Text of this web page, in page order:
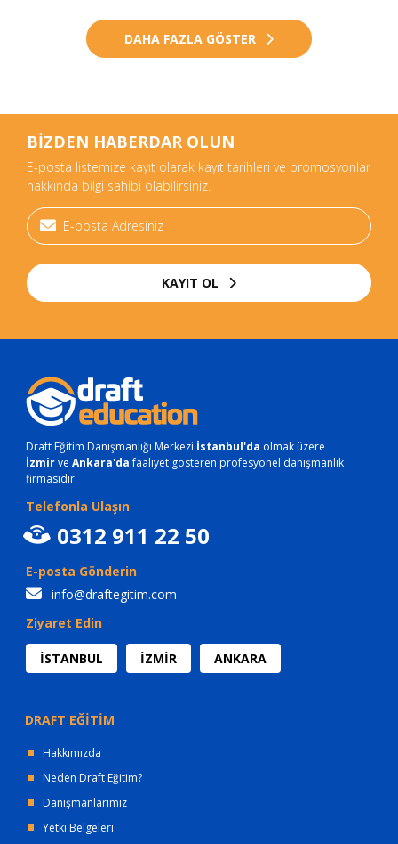
DAHA FAZLA GÖSTER
BİZDEN HABERDAR OLUN
E-posta listemize kayıt olarak kayıt tarihleri ve promosyonlar
hakkında bilgi sahibi olabilirsiniz.
KAYIT OL
Draft Eğitim Danışmanlığı Merkezi İstanbul'da olmak üzere
İzmirve Ankara'dafaaliyet gösteren profesyonel danışmanlık
firmasıdır.
Telefonla Ulaşın
0312 911 22 50
E-posta Gönderin
info@draftegitim.com
Ziyaret Edin
İSTANBUL İZMİR ANKARA
DRAFT EĞİTİM
Hakkımızda
Neden Draft Eğitim?
Danışmanlarımız
Yetki Belgeleri